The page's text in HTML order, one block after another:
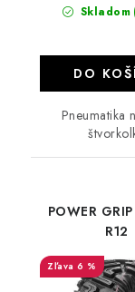
Skladom
DO
Pneumatika
POWER
R12
6 %